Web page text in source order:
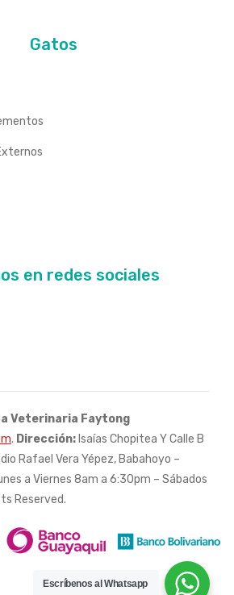
Gatos
en redes sociales
Veterinaria Faytong
. Dirección: Isaías Chopitea Y Calle B
Rafael Vera Yépez, Babahoyo –
a Viernes 8am a 6:30pm – Sábados
Reserved.
Escríbenos al Whatsapp